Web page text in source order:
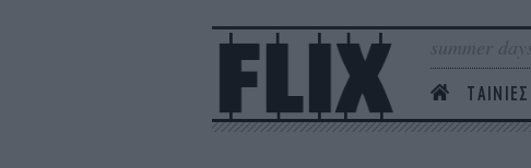
summer days
ΤΑΙΝΙΕΣ